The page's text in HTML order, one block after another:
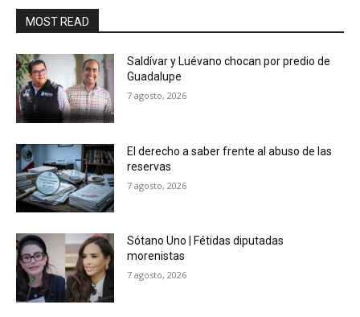
MOST READ
Saldívar y Luévano chocan por predio de
Guadalupe
7 agosto, 2026
El derecho a saber frente al abuso de las
reservas
7 agosto, 2026
Sótano Uno | Fétidas diputadas
morenistas
7 agosto, 2026